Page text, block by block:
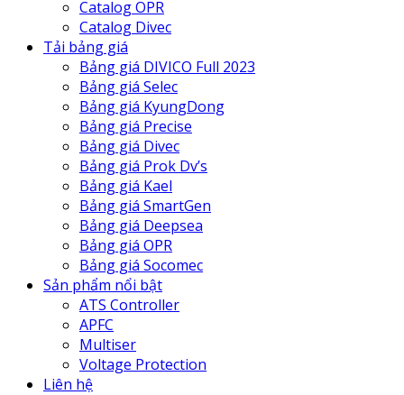
Catalog OPR
Catalog Divec
Tải bảng giá
Bảng giá DIVICO Full 2023
Bảng giá Selec
Bảng giá KyungDong
Bảng giá Precise
Bảng giá Divec
Bảng giá Prok Dv’s
Bảng giá Kael
Bảng giá SmartGen
Bảng giá Deepsea
Bảng giá OPR
Bảng giá Socomec
Sản phẩm nổi bật
ATS Controller
APFC
Multiser
Voltage Protection
Liên hệ